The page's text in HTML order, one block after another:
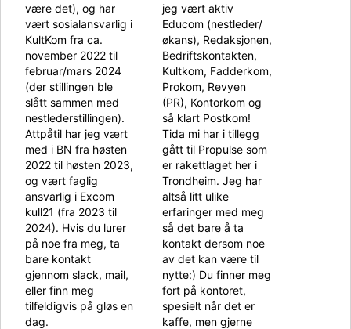
være det), og har
vært sosialansvarlig i
KultKom fra ca.
november 2022 til
februar/mars 2024
(der stillingen ble
slått sammen med
nestlederstillingen).
Attpåtil har jeg vært
med i BN fra høsten
2022 til høsten 2023,
og vært faglig
ansvarlig i Excom
kull21 (fra 2023 til
2024). Hvis du lurer
på noe fra meg, ta
bare kontakt
gjennom slack, mail,
eller finn meg
tilfeldigvis på gløs en
dag.
jeg vært aktiv
Educom (nestleder/
økans), Redaksjonen,
Bedriftskontakten,
Kultkom, Fadderkom,
Prokom, Revyen
(PR), Kontorkom og
så klart Postkom!
Tida mi har i tillegg
gått til Propulse som
er rakettlaget her i
Trondheim. Jeg har
altså litt ulike
erfaringer med meg
så det bare å ta
kontakt dersom noe
av det kan være til
nytte:) Du finner meg
fort på kontoret,
spesielt når det er
kaffe, men gjerne